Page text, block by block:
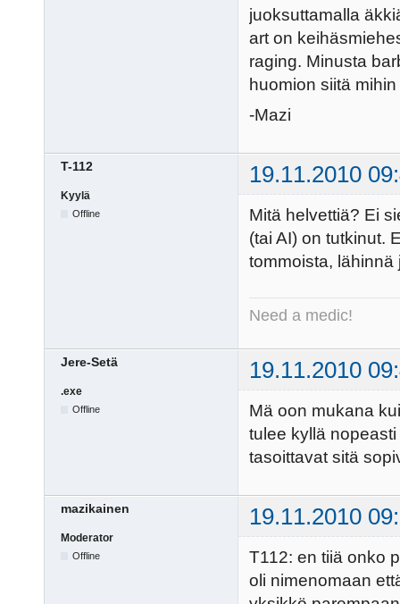
juoksuttamalla
art on
raging. Minusta
huomion siitä
-Mazi
T-112 19.11.2010
Kyylä
Offline
Mitä helvettiä? Ei
(tai AI) on tutkinut.
tommoista,
Need a medic!
Jere-Setä 19.11.2010
.exe
Offline
Mä oon mukana
tulee kyllä
tasoittavat sitä
mazikainen 19.11.2010
Moderator
Offline
T112: en tiiä onko
oli nimenomaan